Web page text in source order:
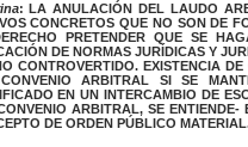
: LA ANULACIÓN DEL LAUDO
CONCRETOS QUE NO SON DE
PRETENDER QUE SE
DE NORMAS JURÍDICAS Y
CONTROVERTIDO. EXISTENCIA
ARBITRAL SI SE
EN UN INTERCAMBIO DE
ARBITRAL, SE
DE ORDEN PÚBLICO